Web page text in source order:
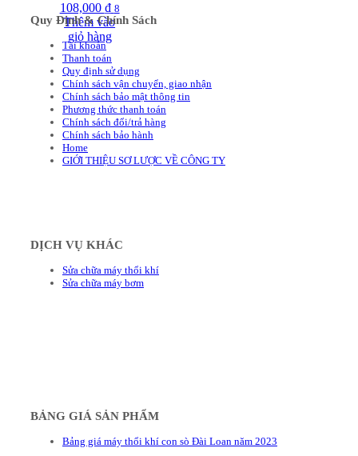
108,000 ₫ 8
Thêm vào
giỏ hàng
Quy Định & Chính Sách
Tài khoản
Thanh toán
Quy định sử dụng
Chính sách vận chuyển, giao nhận
Chính sách bảo mật thông tin
Phương thức thanh toán
Chính sách đổi/trả hàng
Chính sách bảo hành
Home
GIỚI THIỆU SƠ LƯỢC VỀ CÔNG TY
DỊCH VỤ KHÁC
Sửa chữa máy thổi khí
Sửa chữa máy bơm
BẢNG GIÁ SẢN PHẨM
Bảng giá máy thổi khí con sò Đài Loan năm 2023